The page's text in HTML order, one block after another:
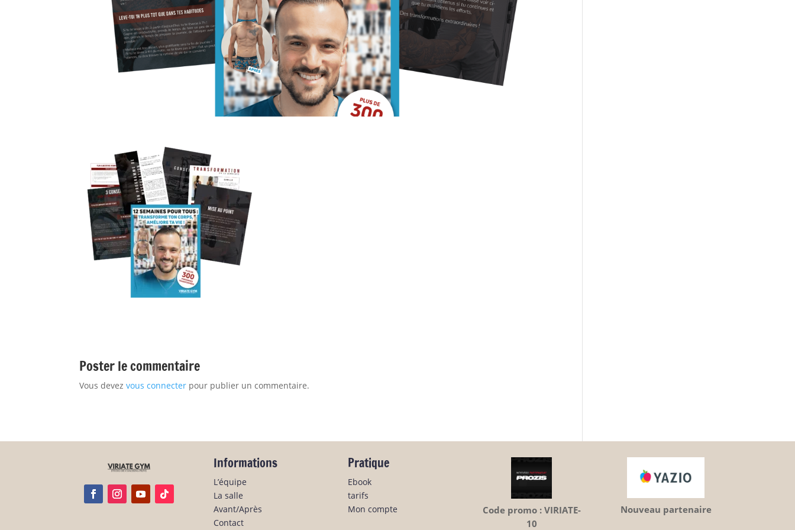
Poster le commentaire
Vous devezvous connecter pour publier un commentaire.
Informations
L’équipe
La salle
Avant/Après
Contact
Pratique
Ebook
tarifs
Mon compte
Code promo : VIRIATE-
10
Nouveau partenaire